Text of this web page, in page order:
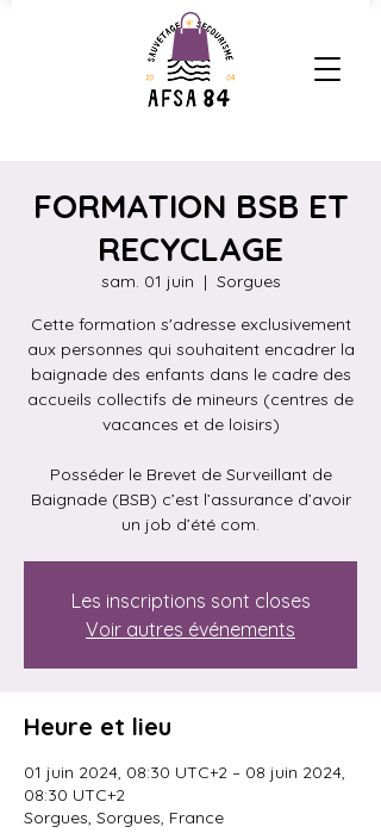
FORMATION BSB ET
RECYCLAGE
sam. 01 juin
  |
Sorgues
Cette formation s'adresse exclusivement
aux personnes qui souhaitent encadrer la
baignade des enfants dans le cadre des
accueils collectifs de mineurs (centres de
vacances et de loisirs)
Posséder le Brevet de Surveillant de
Baignade (BSB) c’est l’assurance d’avoir
un job d’été com.
Les inscriptions sont closes
Voir autres événements
Heure et lieu
01 juin 2024, 08:30 UTC+2 – 08 juin 2024,
08:30 UTC+2
Sorgues, Sorgues, France